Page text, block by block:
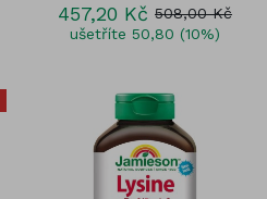
457,20 Kč 508,00 Kč
ušetříte 50,80 (10%)